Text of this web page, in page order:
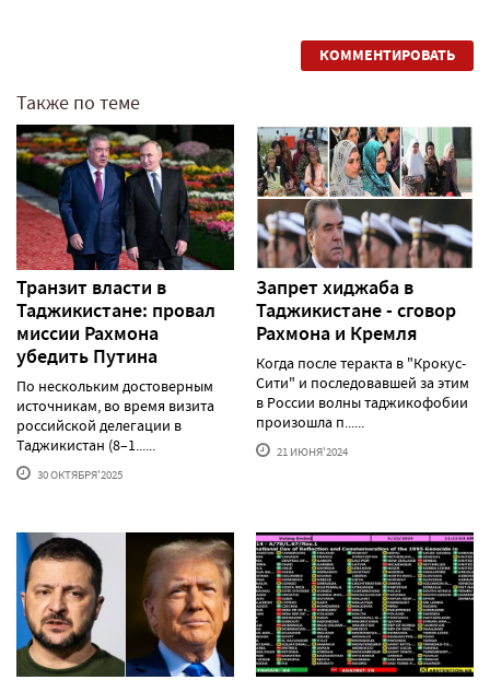
КОММЕНТИРОВАТЬ
Также по теме
Транзит власти в
Таджикистане: провал
миссии Рахмона
убедить Путина
По нескольким достоверным
источникам, во время визита
российской делегации в
Таджикистан (8–1......
30 ОКТЯБРЯ'2025
Запрет хиджаба в
Таджикистане - сговор
Рахмона и Кремля
Когда после теракта в "Крокус-
Сити" и последовавшей за этим
в России волны таджикофобии
произошла п......
21 ИЮНЯ'2024